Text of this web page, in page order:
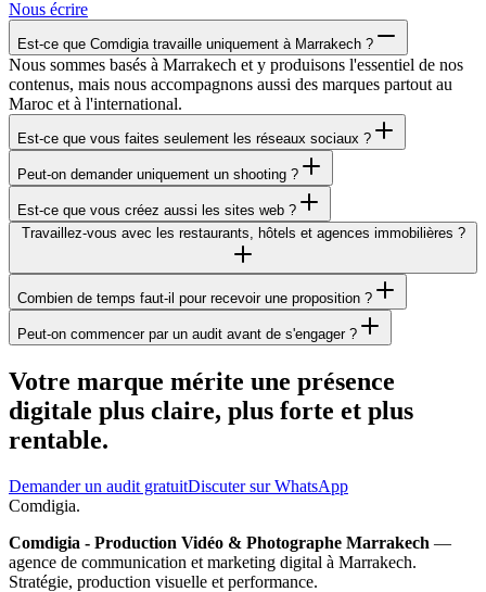
Nous écrire
Est-ce que Comdigia travaille uniquement à Marrakech ?
Nous sommes basés à Marrakech et y produisons l'essentiel de nos
contenus, mais nous accompagnons aussi des marques partout au
Maroc et à l'international.
Est-ce que vous faites seulement les réseaux sociaux ?
Peut-on demander uniquement un shooting ?
Est-ce que vous créez aussi les sites web ?
Travaillez-vous avec les restaurants, hôtels et agences immobilières ?
Combien de temps faut-il pour recevoir une proposition ?
Peut-on commencer par un audit avant de s'engager ?
Votre marque mérite une présence
digitale plus claire, plus forte et plus
rentable.
Demander un audit gratuitDiscuter sur WhatsApp
Comdigia.
Comdigia - Production Vidéo & Photographe Marrakech —
agence de communication et marketing digital à Marrakech.
Stratégie, production visuelle et performance.